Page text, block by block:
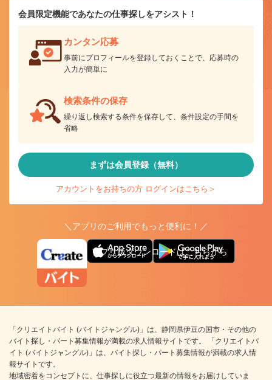
会員限定機能であなたの仕事探しをアシスト！
カンタン応募
事前にプロフィールを登録しておくことで、応募時の
入力が簡単に
検索条件の保存
繰り返し検索する条件を保存して、条件設定の手間を
省略
まずは会員登録（無料）
アカウントをお持ちの方 ログインはこちら＞
＼アプリのご利用でもっと便利に！／
アプリ版ダウンロードはこちらから
「クリエイトバイト (バイトジャングル)」は、静岡県伊豆の国市・その他の
バイト探し・パート募集情報が満載の求人情報サイトです。 「クリエイトバ
イト (バイトジャングル)」は、バイト探し・パート募集情報が満載の求人情
報サイトです。
地域密着をコンセプトに、仕事探しに役立つ最新の情報をお届けしていま